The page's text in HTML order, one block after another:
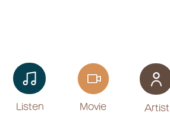
Listen​ Movie ​Artist